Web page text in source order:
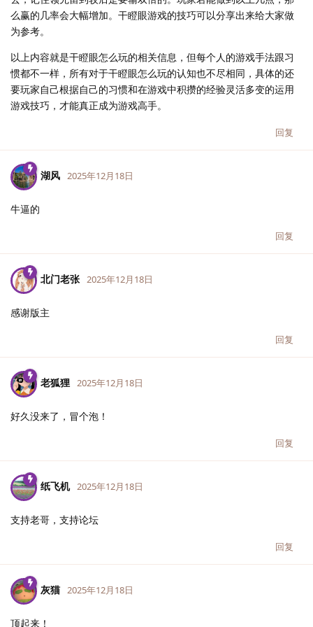
么赢的几率会大幅增加。干瞪眼游戏的技巧可以分享出来给大家做
为参考。
以上内容就是干瞪眼怎么玩的相关信息，但每个人的游戏手法跟习
惯都不一样，所有对于干瞪眼怎么玩的认知也不尽相同，具体的还
要玩家自己根据自己的习惯和在游戏中积攒的经验灵活多变的运用
游戏技巧，才能真正成为游戏高手。
回复
湖风 2025年12月18日
牛逼的
回复
北门老张 2025年12月18日
感谢版主
回复
老狐狸 2025年12月18日
好久没来了，冒个泡！
回复
纸飞机 2025年12月18日
支持老哥，支持论坛
回复
灰猫 2025年12月18日
顶起来！